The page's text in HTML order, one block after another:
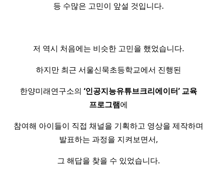
등 수많은 고민이 앞설 것입니다.
저 역시 처음에는 비슷한 고민을 했었습니다.
하지만 최근 서울신묵초등학교에서 진행된
한양미래연구소의 ‘인공지능유튜브크리에이터’ 교육
프로그램에
참여해 아이들이 직접 채널을 기획하고 영상을 제작하며
발표하는 과정을 지켜보면서,
그 해답을 찾을 수 있었습니다.